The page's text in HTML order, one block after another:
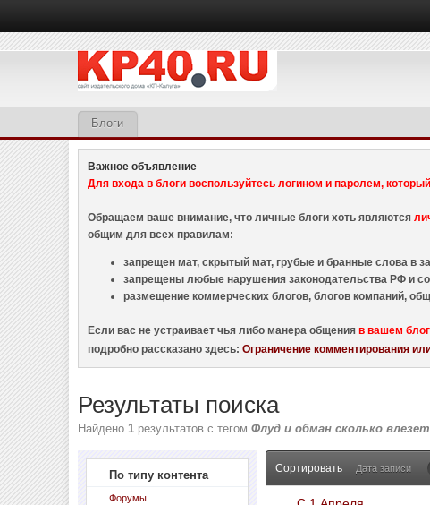
Блоги
Важное объявление
Для входа в блоги воспользуйтесь логином и паролем,
Обращаем ваше внимание, что личные блоги хоть являются
общим для всех правилам:
запрещен мат, скрытый мат, грубые и бранные слова в
запрещены любые нарушения законодательства РФ и
размещение коммерческих блогов, блогов компаний,
Если вас не устраивает чья либо манера общенияв вашем
подробно рассказано здесь:Ограничение комментирования
Результаты поиска
Найдено1 результатов с тегомФлуд и обман сколько влезет
По типу контента
Форумы
Сортировать Дата записи